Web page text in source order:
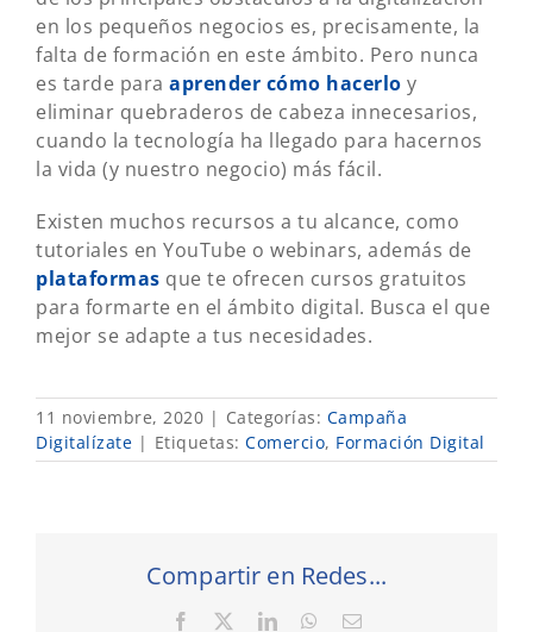
en los pequeños negocios es, precisamente, la
falta de formación en este ámbito. Pero nunca
es tarde para aprender cómo hacerlo y
eliminar quebraderos de cabeza innecesarios,
cuando la tecnología ha llegado para hacernos
la vida (y nuestro negocio) más fácil.
Existen muchos recursos a tu alcance, como
tutoriales en YouTube o webinars, además de
plataformas que te ofrecen cursos gratuitos
para formarte en el ámbito digital. Busca el que
mejor se adapte a tus necesidades.
11 noviembre, 2020 | Categorías: Campaña
Digitalízate | Etiquetas: Comercio, Formación Digital
Compartir en Redes...
Facebook LinkedInWhatsApp
Correo